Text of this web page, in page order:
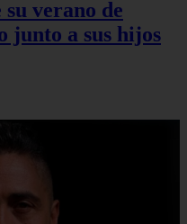
verano de
junto a sus hijos